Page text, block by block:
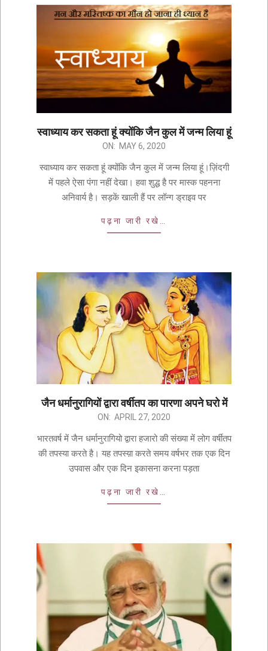
स्वाध्याय कर सकता हूं क्योंकि जैन कुल में जन्म लिया हूं
ON: MAY 6, 2020
स्वाध्याय कर सकता हूं क्योंकि जैन कुल में जन्म लिया हूं।ज़िंदगी
में पहले ऐसा पंगा नहीं देखा। हवा शुद्ध है पर मास्क पहनना
अनिवार्य है। सड़कें खाली हैं पर लॉन्ग ड्राइव पर
पढ़ना जारी रखे…
जैन धर्मानुरागियों द्वारा वर्षीतप का पारणा अपने घरो में
ON: APRIL 27, 2020
भारतवर्ष में जैन धर्मानुरागियो द्वारा हजारो की संख्या में लोग वर्षीतप
की तपस्या करते है। यह तपस्य़ा करते समय वर्षभर तक एक दिन
उपवास और एक दिन इकासना करना पड़ता
पढ़ना जारी रखे…